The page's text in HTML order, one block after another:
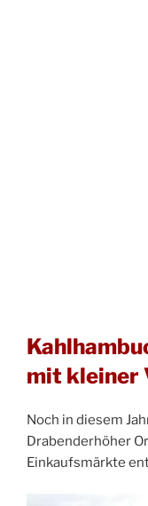
mit kleiner
Noch in diesem
Drabenderhöher
Einkaufsmärkte